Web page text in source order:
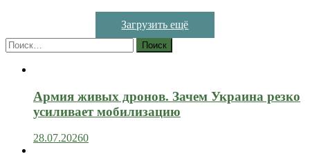
Загрузить ещё
Найти:
Армия живых дронов. Зачем Украина резко
усиливает мобилизацию
28.07.20260